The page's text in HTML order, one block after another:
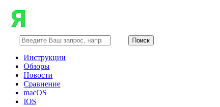
Инструкции
Обзоры
Новости
Сравнение
macOS
IOS